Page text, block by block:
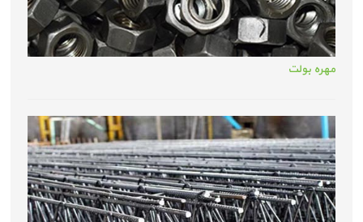
مهره بولت